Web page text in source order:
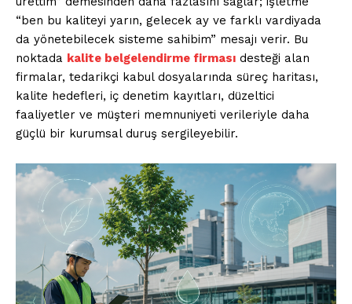
“ben bu kaliteyi yarın, gelecek ay ve farklı vardiyada
da yönetebilecek sisteme sahibim” mesajı verir. Bu
noktada kalite belgelendirme firması desteği alan
firmalar, tedarikçi kabul dosyalarında süreç haritası,
kalite hedefleri, iç denetim kayıtları, düzeltici
faaliyetler ve müşteri memnuniyeti verileriyle daha
güçlü bir kurumsal duruş sergileyebilir.